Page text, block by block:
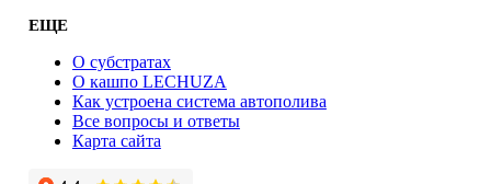
ЕЩЕ
О субстратах
О кашпо LECHUZA
Как устроена система автополива
Все вопросы и ответы
Карта сайта